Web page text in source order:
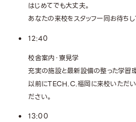
はじめてでも大丈夫。
あなたの来校をスタッフ一同お待ちし
12:40
校舎案内・寮見学
充実の施設と最新設備の整った学習
以前にTECH.C.福岡に来校いただ
ださい。
13:00